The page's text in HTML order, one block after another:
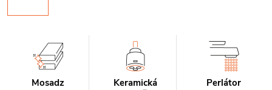
Mosadz
Keramická
Perlátor